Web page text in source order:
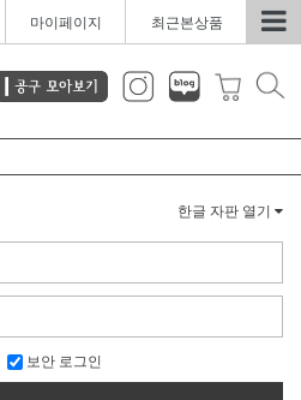
마이페이지 최근본상품
한글 자판 열기
보안 로그인